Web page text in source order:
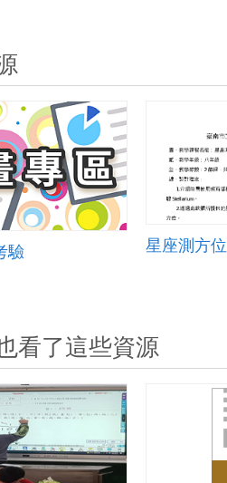
驗 星座測方位
看了這些資源